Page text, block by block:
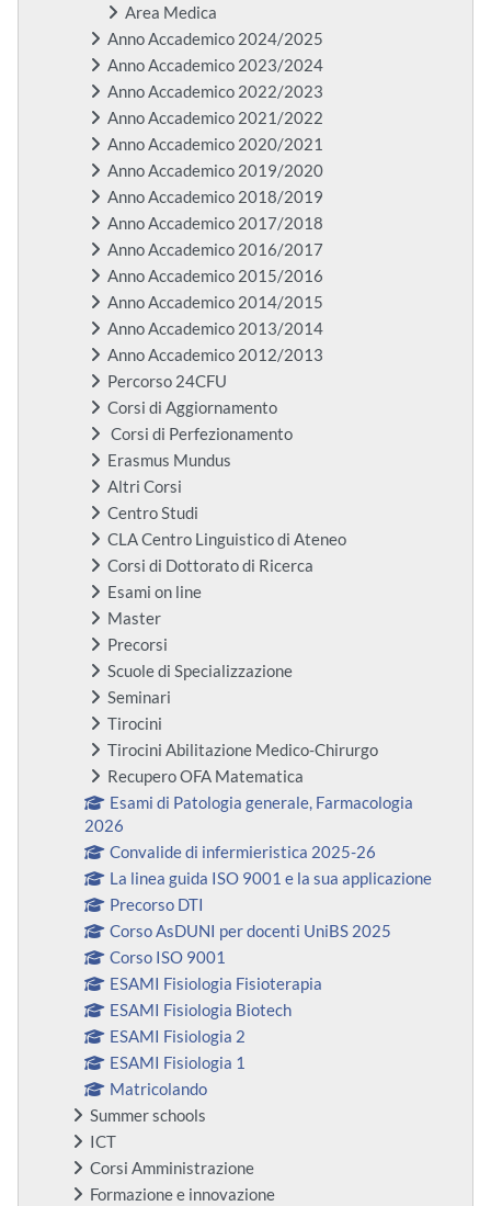
Area Medica
Anno Accademico 2024/2025
Anno Accademico 2023/2024
Anno Accademico 2022/2023
Anno Accademico 2021/2022
Anno Accademico 2020/2021
Anno Accademico 2019/2020
Anno Accademico 2018/2019
Anno Accademico 2017/2018
Anno Accademico 2016/2017
Anno Accademico 2015/2016
Anno Accademico 2014/2015
Anno Accademico 2013/2014
Anno Accademico 2012/2013
Percorso 24CFU
Corsi di Aggiornamento
Corsi di Perfezionamento
Erasmus Mundus
Altri Corsi
Centro Studi
CLA Centro Linguistico di Ateneo
Corsi di Dottorato di Ricerca
Esami on line
Master
Precorsi
Scuole di Specializzazione
Seminari
Tirocini
Tirocini Abilitazione Medico-Chirurgo
Recupero OFA Matematica
Esami di Patologia generale, Farmacologia
2026
Convalide di infermieristica 2025-26
La linea guida ISO 9001 e la sua applicazione
Precorso DTI
Corso AsDUNI per docenti UniBS 2025
Corso ISO 9001
ESAMI Fisiologia Fisioterapia
ESAMI Fisiologia Biotech
ESAMI Fisiologia 2
ESAMI Fisiologia 1
Matricolando
Summer schools
ICT
Corsi Amministrazione
Formazione e innovazione